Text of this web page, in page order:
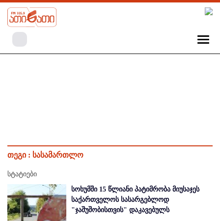
თეგი : სასამართლო
სტატიები
სოხუმში 15 წლიანი პატიმრობა მიუსაჯეს
საქართველოს სასარგებლოდ
"ჯაშუშობისთვის" დაკავებულს